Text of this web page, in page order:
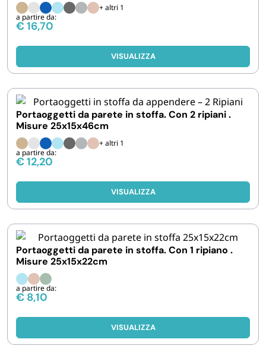
BIODEGRADABILE
+ altri 1
a partire da:
€16,70
VISUALIZZA
Portaoggetti da parete in stoffa. Con 2 ripiani .
Misure 25x15x46cm
+ altri 1
a partire da:
€12,20
VISUALIZZA
Portaoggetti da parete in stoffa. Con 1 ripiano .
Misure 25x15x22cm
a partire da:
€ 8,10
VISUALIZZA